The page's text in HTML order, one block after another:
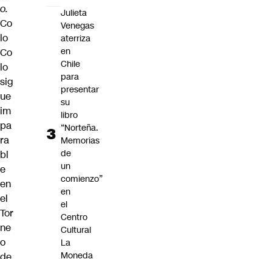
o.
Co
lo
Co
lo
sig
ue
im
pa
ra
bl
e
en
el
Tor
ne
o
Julieta
Venegas
aterriza
en
Chile
para
presentar
su
libro
“Norteña.
Memorias
de
un
comienzo”
en
el
Centro
Cultural
La
Moneda